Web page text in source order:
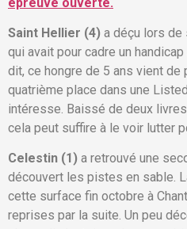
Saint Hellier (4) a déçu lors de
qui avait pour cadre un
dit, ce hongre de 5 ans vient de
quatrième place dans une
intéresse. Baissé de deux
cela peut suffire à le voir lutter
Celestin (1) a retrouvé une
découvert les pistes en sable.
cette surface fin octobre à
reprises par la suite. Un peu